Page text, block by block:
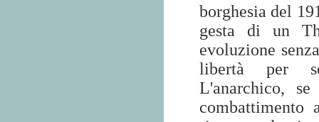
borghesia del
gesta di un
evoluzione
libertà per
L'anarchico,